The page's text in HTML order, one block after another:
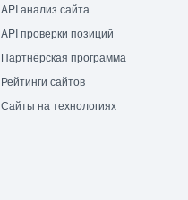
API анализ сайта
API проверки позиций
Партнёрская программа
Рейтинги сайтов
Сайты на технологиях